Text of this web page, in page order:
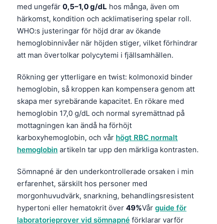
med ungefär 0,5–1,0 g/dL hos många, även om
härkomst, kondition och acklimatisering spelar roll.
WHO:s justeringar för höjd drar av ökande
hemoglobinnivåer när höjden stiger, vilket förhindrar
att man övertolkar polycytemi i fjällsamhällen.
Rökning ger ytterligare en twist: kolmonoxid binder
hemoglobin, så kroppen kan kompensera genom att
skapa mer syrebärande kapacitet. En rökare med
hemoglobin 17,0 g/dL och normal syremättnad på
mottagningen kan ändå ha förhöjt
karboxyhemoglobin, och vår högt RBC normalt
hemoglobin artikeln tar upp den märkliga kontrasten.
Sömnapné är den underkontrollerade orsaken i min
erfarenhet, särskilt hos personer med
morgonhuvudvärk, snarkning, behandlingsresistent
hypertoni eller hematokrit över 49%Vår guide för
laboratorieprover vid sömnapné förklarar varför
Dansk
Nederlands
हिन्दी
Bahasa Indonesia
Հայերեն
Íslenska
Српски језик
Bosanski
Azərbaycan dili
日本語
Čeština
ქართული
Русский